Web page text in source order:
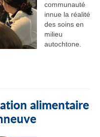
communauté
innue la réalité
des soins en
milieu
autochtone.
alimentaire